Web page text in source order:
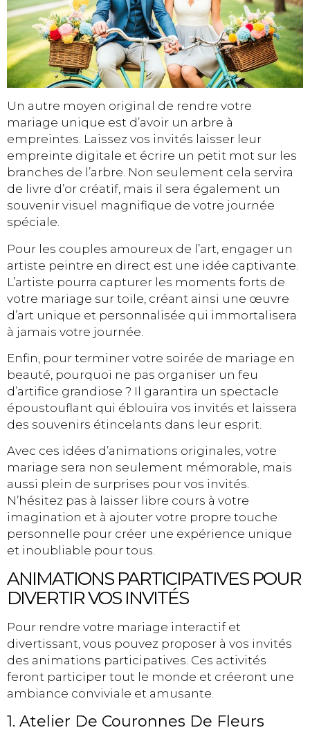
Un autre moyen original de rendre votre
mariage unique est d’avoir un arbre à
empreintes. Laissez vos invités laisser leur
empreinte digitale et écrire un petit mot sur les
branches de l’arbre. Non seulement cela servira
de livre d’or créatif, mais il sera également un
souvenir visuel magnifique de votre journée
spéciale.
Pour les couples amoureux de l’art, engager un
artiste peintre en direct est une idée captivante.
L’artiste pourra capturer les moments forts de
votre mariage sur toile, créant ainsi une œuvre
d’art unique et personnalisée qui immortalisera
à jamais votre journée.
Enfin, pour terminer votre soirée de mariage en
beauté, pourquoi ne pas organiser un feu
d’artifice grandiose ? Il garantira un spectacle
époustouflant qui éblouira vos invités et laissera
des souvenirs étincelants dans leur esprit.
Avec ces idées d’animations originales, votre
mariage sera non seulement mémorable, mais
aussi plein de surprises pour vos invités.
N’hésitez pas à laisser libre cours à votre
imagination et à ajouter votre propre touche
personnelle pour créer une expérience unique
et inoubliable pour tous.
ANIMATIONS PARTICIPATIVES POUR
DIVERTIR VOS INVITÉS
Pour rendre votre mariage interactif et
divertissant, vous pouvez proposer à vos invités
des animations participatives. Ces activités
feront participer tout le monde et créeront une
ambiance conviviale et amusante.
1. Atelier De Couronnes De Fleurs